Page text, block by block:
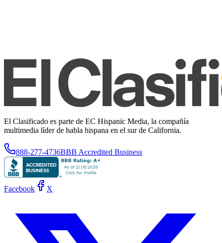
El Clasificado es parte de EC Hispanic Media, la compañía
multimedia líder de habla hispana en el sur de California.
888-277-4736BBB Accredited Business
Facebook X